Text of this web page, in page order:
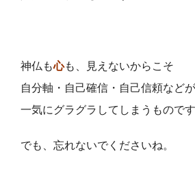
神仏も心も、見えないからこそ
自分軸・自己確信・自己信頼など
一気にグラグラしてしまうものです
でも、忘れないでくださいね。